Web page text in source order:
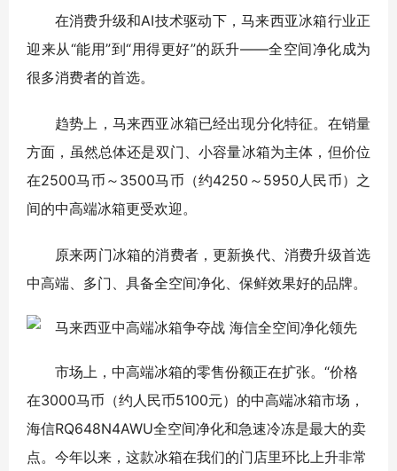
在消费升级和AI技术驱动下，马来西亚冰箱行业正
迎来从“能用”到“用得更好”的跃升——全空间净化成为
很多消费者的首选。
趋势上，马来西亚冰箱已经出现分化特征。在销量
方面，虽然总体还是双门、小容量冰箱为主体，但价位
在2500马币～3500马币（约4250～5950人民币）之
间的中高端冰箱更受欢迎。
原来两门冰箱的消费者，更新换代、消费升级首选
中高端、多门、具备全空间净化、保鲜效果好的品牌。
市场上，中高端冰箱的零售份额正在扩张。“价格
在3000马币（约人民币5100元）的中高端冰箱市场，
海信RQ648N4AWU全空间净化和急速冷冻是最大的卖
点。今年以来，这款冰箱在我们的门店里环比上升非常